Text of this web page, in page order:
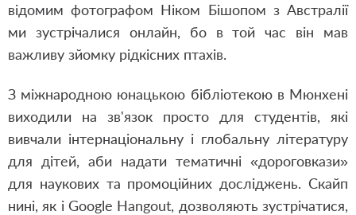
відомим фотографом Ніком Бішопом з Австралії
ми зустрічалися онлайн, бо в той час він мав
важливу зйомку рідкісних птахів.
З міжнародною юнацькою бібліотекою в Мюнхені
виходили на зв'язок просто для студентів, які
вивчали інтернаціональну і глобальну літературу
для дітей, аби надати тематичні «дороговкази»
для наукових та промоційних досліджень. Скайп
нині, як і Google Hangout, дозволяють зустрічатися,